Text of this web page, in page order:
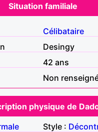
Situation familiale
Célibataire
Desingy
42 ans
Non
physique de
Style :